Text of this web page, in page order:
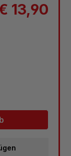
13,90